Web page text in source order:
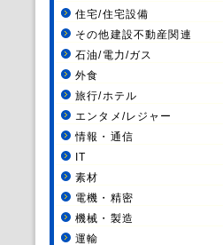
住宅/住宅設備
その他建設不動産関連
石油/電力/ガス
外食
旅行/ホテル
エンタメ/レジャー
情報・通信
IT
素材
電機・精密
機械・製造
運輸